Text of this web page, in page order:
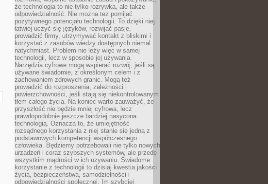
że technologia to nie tylko rozrywka, ale także
odpowiedzialność. Nie można też pomijać
pozytywnego potencjału technologii. To dzięki niej
łatwiej uczyć się języków, rozwijać pasje,
prowadzić firmy, utrzymywać kontakt z bliskimi i
korzystać z zasobów wiedzy dostępnych niemal
natychmiast. Problem nie leży więc w samej
technologii, lecz w sposobie jej używania.
Narzędzia cyfrowe mogą wspierać rozwój, jeśli są
używane świadomie, z określonym celem i z
zachowaniem zdrowych granic. Mogą też
prowadzić do rozproszenia, zależności i
powierzchowności, jeśli stają się niekontrolowanym
tłem całego życia. Na koniec warto zauważyć, że
przyszłość nie będzie mniej cyfrowa, lecz
prawdopodobnie jeszcze bardziej nasycona
technologią. Oznacza to, że umiejętność
rozsądnego korzystania z niej stanie się jedną z
podstawowych kompetencji współczesnego
człowieka. Będziemy potrzebowali nie tylko nowych
urządzeń i coraz szybszych systemów, ale przede
wszystkim mądrości w ich używaniu. Świadome
korzystanie z technologii to dzisiaj kwestia jakości
życia, bezpieczeństwa, samodzielności i
odpowiedzialności społecznej. Im szybciej